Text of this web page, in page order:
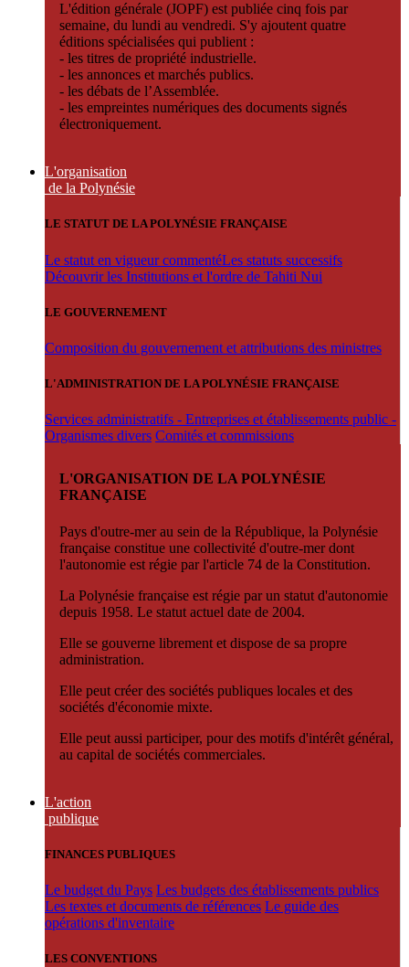
L'édition générale (JOPF) est publiée cinq fois par
semaine, du lundi au vendredi. S'y ajoutent quatre
éditions spécialisées qui publient :
- les titres de propriété industrielle.
- les annonces et marchés publics.
- les débats de l’Assemblée.
- les empreintes numériques des documents signés
électroniquement.
L'organisation
de la Polynésie
LE STATUT DE LA POLYNÉSIE FRANÇAISE
Le statut en vigueur commentéLes statuts successifs
Découvrir les Institutions et l'ordre de Tahiti Nui
LE GOUVERNEMENT
Composition du gouvernement et attributions des ministres
L'ADMINISTRATION DE LA POLYNÉSIE FRANÇAISE
Services administratifs - Entreprises et établissements public -
Organismes divers Comités et commissions
L'ORGANISATION DE LA POLYNÉSIE
FRANÇAISE
Pays d'outre-mer au sein de la République, la Polynésie
française constitue une collectivité d'outre-mer dont
l'autonomie est régie par l'article 74 de la Constitution.
La Polynésie française est régie par un statut d'autonomie
depuis 1958. Le statut actuel date de 2004.
Elle se gouverne librement et dispose de sa propre
administration.
Elle peut créer des sociétés publiques locales et des
sociétés d'économie mixte.
Elle peut aussi participer, pour des motifs d'intérêt général,
au capital de sociétés commerciales.
L'action
publique
FINANCES PUBLIQUES
Le budget du Pays Les budgets des établissements publics
Les textes et documents de références Le guide des
opérations d'inventaire
LES CONVENTIONS